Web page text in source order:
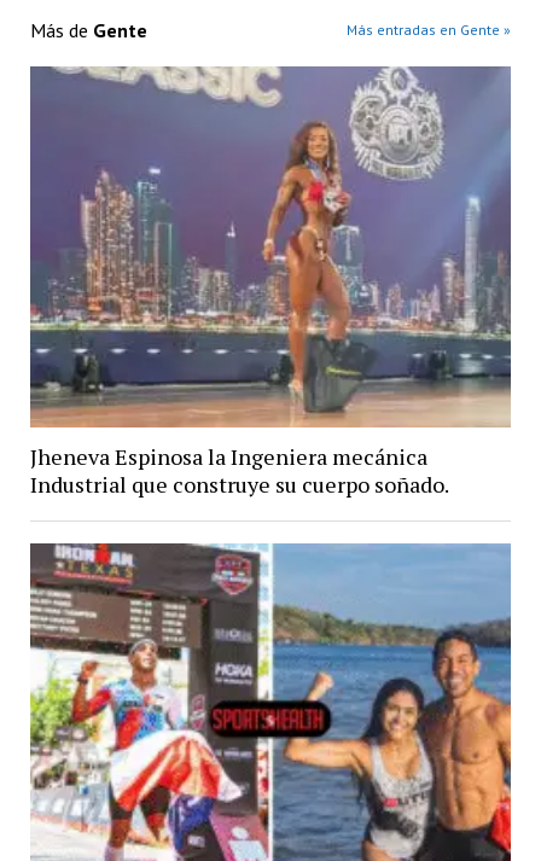
Más de Gente Más entradas en Gente »
Jheneva Espinosa la Ingeniera mecánica
Industrial que construye su cuerpo soñado.